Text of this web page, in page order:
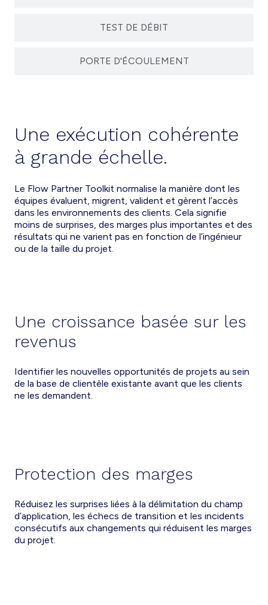
TEST DE DÉBIT
PORTE D'ÉCOULEMENT
Une exécution cohérente
à grande échelle.
Le Flow Partner Toolkit normalise la manière dont les
équipes évaluent, migrent, valident et gèrent l’accès
dans les environnements des clients. Cela signifie
moins de surprises, des marges plus importantes et des
résultats qui ne varient pas en fonction de l’ingénieur
ou de la taille du projet.
Une croissance basée sur les
revenus
Identifier les nouvelles opportunités de projets au sein
de la base de clientèle existante avant que les clients
ne les demandent.
Protection des marges
Réduisez les surprises liées à la délimitation du champ
d’application, les échecs de transition et les incidents
consécutifs aux changements qui réduisent les marges
du projet.